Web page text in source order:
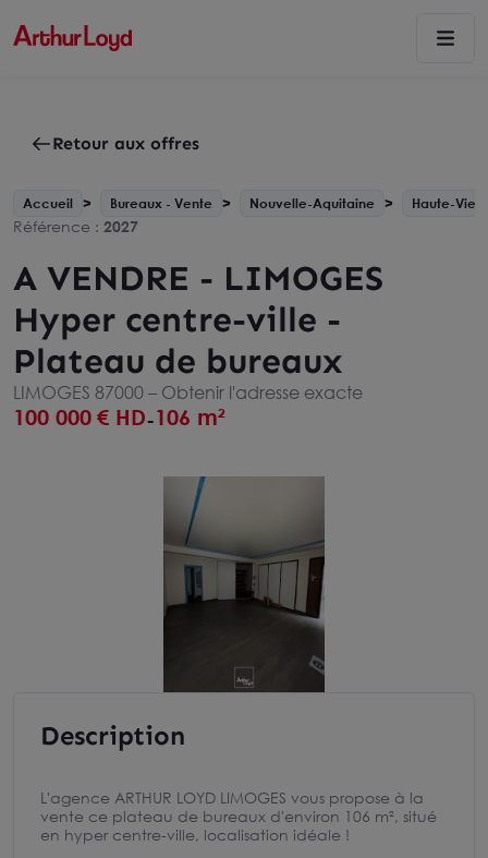
Retour aux offres
Accueil Bureaux - Vente Nouvelle-Aquitaine Haute-
Référence : 2027
A VENDRE - LIMOGES
Hyper centre-ville -
Plateau de bureaux
LIMOGES 87000 – Obtenir l'adresse exacte
100 000 € HD-106 m²
Description
L'agence ARTHUR LOYD LIMOGES vous propose à la
vente ce plateau de bureaux d'environ 106 m², situé
en hyper centre-ville, localisation idéale !